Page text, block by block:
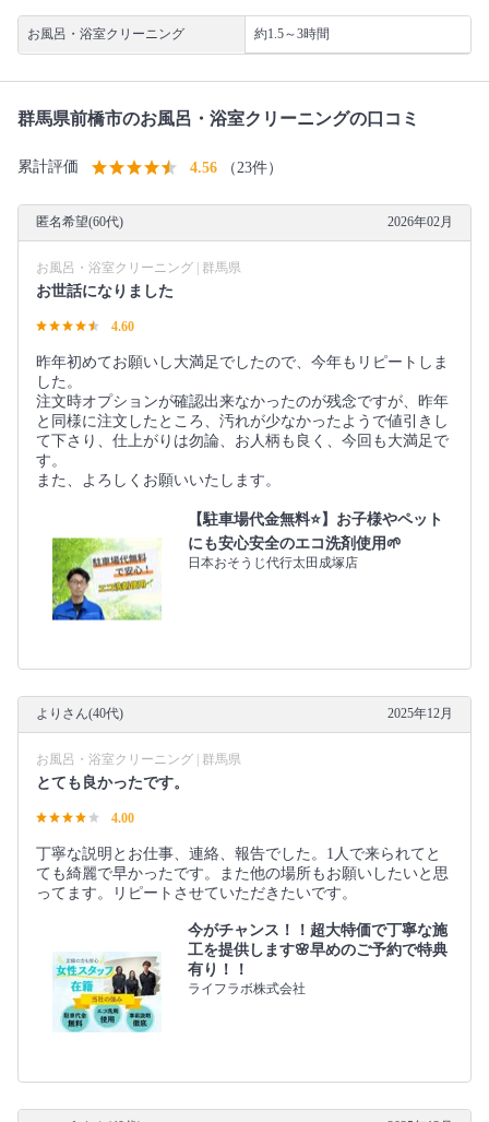
お風呂・浴室クリーニング 約1.5～3時間
群馬県前橋市のお風呂・浴室クリーニングの口コミ
累計評価 4.56 （23件）
匿名希望(60代) 2026年02月
お風呂・浴室クリーニング | 群馬県
お世話になりました
4.60
昨年初めてお願いし大満足でしたので、今年もリピートしま
した。
注文時オプションが確認出来なかったのが残念ですが、昨年
と同様に注文したところ、汚れが少なかったようで値引きし
て下さり、仕上がりは勿論、お人柄も良く、今回も大満足で
す。
また、よろしくお願いいたします。
【駐車場代金無料⭐️】お子様やペット
にも安心安全のエコ洗剤使用🌱
日本おそうじ代行太田成塚店
よりさん(40代) 2025年12月
お風呂・浴室クリーニング | 群馬県
とても良かったです。
4.00
丁寧な説明とお仕事、連絡、報告でした。1人で来られてと
ても綺麗で早かったです。また他の場所もお願いしたいと思
ってます。リピートさせていただきたいです。
今がチャンス！！超大特価で丁寧な施
工を提供します🌸早めのご予約で特典
有り！！
ライフラボ株式会社